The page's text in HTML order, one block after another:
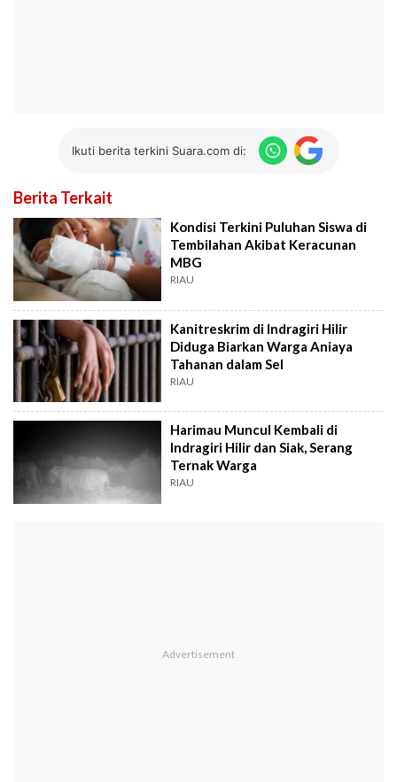
Ikuti berita terkini Suara.com di:
Berita Terkait
Kondisi Terkini Puluhan Siswa di
Tembilahan Akibat Keracunan
MBG
RIAU
Kanitreskrim di Indragiri Hilir
Diduga Biarkan Warga Aniaya
Tahanan dalam Sel
RIAU
Harimau Muncul Kembali di
Indragiri Hilir dan Siak, Serang
Ternak Warga
RIAU